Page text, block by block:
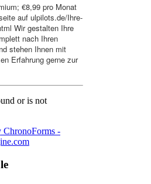
€8,99 pro Monat
auf ulpilots.de/Ihre-
Wir gestalten Ihre
nach Ihren
stehen Ihnen mit
Erfahrung gerne zur
or is not
ChronoForms -